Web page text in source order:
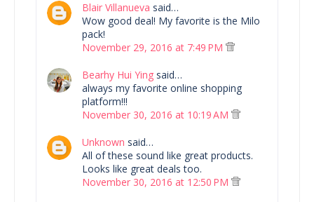
Blair Villanueva said…
Wow good deal! My favorite is the Milo
pack!
November 29, 2016 at 7:49 PM
Bearhy Hui Ying said…
always my favorite online shopping
platform!!!
November 30, 2016 at 10:19 AM
Unknown said…
All of these sound like great products.
Looks like great deals too.
November 30, 2016 at 12:50 PM